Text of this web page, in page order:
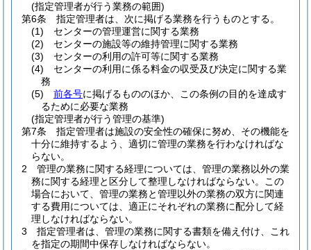
(指定管理者が行う業務の範囲)
第6条
指定管理者は、次に掲げる業務を行うものとする。
(1)
センターの管理運営に関する業務
(2)
センターの施設等の維持管理に関する業務
(3)
センターの利用の許可等に関する業務
(4)
センターの利用に係る料金の収受及び決定に関する業
務
(5)
前各号に掲げるもののほか、この条例の目的を達成す
るために必要な業務
(指定管理者が行う管理の基準)
第7条
指定管理者は施設の安全性の確保に努め、その機能を
十分に維持するよう、適切に管理の業務を行わなければな
らない。
2
管理の業務に関する経理については、管理の業務以外の業
務に関する経理と区分して整理しなければならない。
この
場合において、管理の業務と管理以外の業務の双方に関連
する費用については、適正にそれぞれの業務に配分して経
理しなければならない。
3
指定管理者は、管理の業務に関する書類を備え付け、これ
を指定の期間中保存しなければならない。